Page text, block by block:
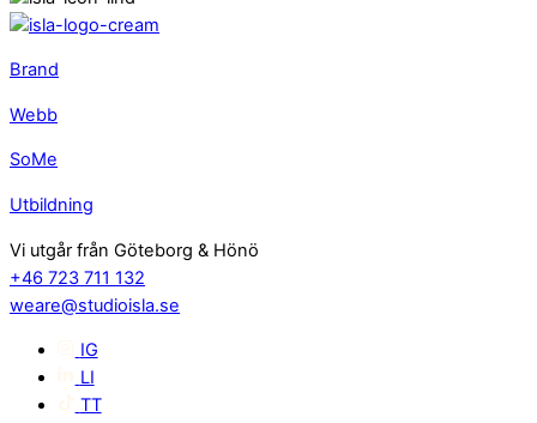
Brand
Webb
SoMe
Utbildning
Vi utgår från Göteborg & Hönö
+46 723 711 132
weare@studioisla.se
IG
LI
TT